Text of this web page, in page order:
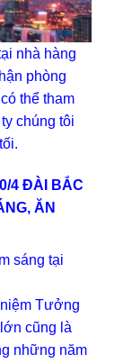
nhà hàng
phòng
thể tham
chúng tôi
4 ĐÀI BẮC
ĂN
sáng tại
Tưởng
cũng là
những năm